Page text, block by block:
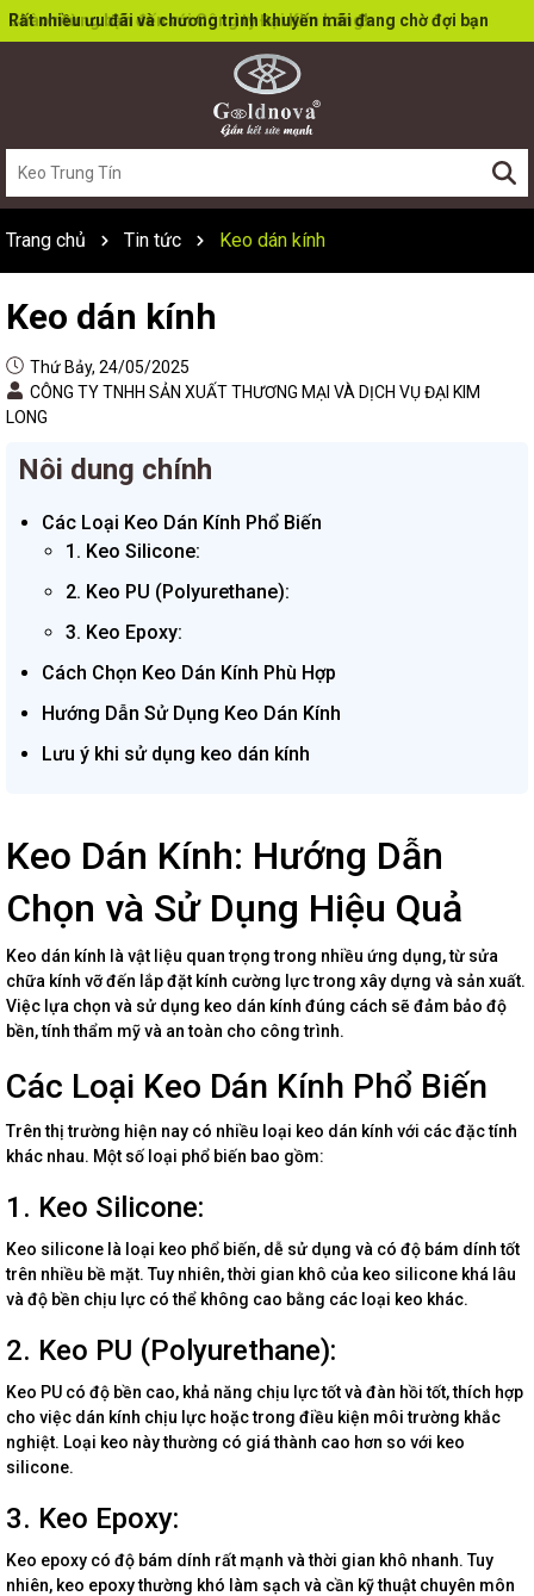
Rất nhiều ưu đãi và chương trình khuyến mãi đang chờ đợi bạn
Trang chủ Tin tức Keo dán kính
Keo dán kính
Thứ Bảy, 24/05/2025
CÔNG TY TNHH SẢN XUẤT THƯƠNG MẠI VÀ DỊCH VỤ ĐẠI KIM
LONG
Nôi dung chính
Các Loại Keo Dán Kính Phổ Biến
1. Keo Silicone:
2. Keo PU (Polyurethane):
3. Keo Epoxy:
Cách Chọn Keo Dán Kính Phù Hợp
Hướng Dẫn Sử Dụng Keo Dán Kính
Lưu ý khi sử dụng keo dán kính
Keo Dán Kính: Hướng Dẫn
Chọn và Sử Dụng Hiệu Quả
Keo dán kính là vật liệu quan trọng trong nhiều ứng dụng, từ sửa
chữa kính vỡ đến lắp đặt kính cường lực trong xây dựng và sản xuất.
Việc lựa chọn và sử dụng keo dán kính đúng cách sẽ đảm bảo độ
bền, tính thẩm mỹ và an toàn cho công trình.
Các Loại Keo Dán Kính Phổ Biến
Trên thị trường hiện nay có nhiều loại keo dán kính với các đặc tính
khác nhau. Một số loại phổ biến bao gồm:
1. Keo Silicone:
Keo silicone là loại keo phổ biến, dễ sử dụng và có độ bám dính tốt
trên nhiều bề mặt. Tuy nhiên, thời gian khô của keo silicone khá lâu
và độ bền chịu lực có thể không cao bằng các loại keo khác.
2. Keo PU (Polyurethane):
Keo PU có độ bền cao, khả năng chịu lực tốt và đàn hồi tốt, thích hợp
cho việc dán kính chịu lực hoặc trong điều kiện môi trường khắc
nghiệt. Loại keo này thường có giá thành cao hơn so với keo
silicone.
3. Keo Epoxy:
Keo epoxy có độ bám dính rất mạnh và thời gian khô nhanh. Tuy
nhiên, keo epoxy thường khó làm sạch và cần kỹ thuật chuyên môn